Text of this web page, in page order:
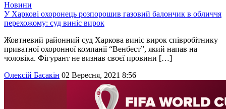
Новини
У Харкові охоронець розпорошив газовий балончик в обличчя
перехожому: суд виніс вирок
Жовтневий районний суд Харкова виніс вирок співробітнику
приватної охоронної компанії “Венбест”, який напав на
чоловіка. Фігурант не визнав своєї провини […]
Олексій Басакін 02 Вересня, 2021 8:56